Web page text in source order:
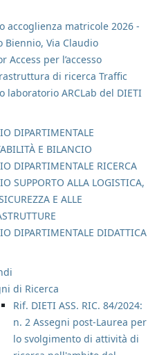
accoglienza matricole 2026 -
Biennio, Via Claudio
Access per l’accesso
di ricerca Traffic
laboratorio ARCLab del DIETI
DIPARTIMENTALE
E BILANCIO
DIPARTIMENTALE RICERCA
SUPPORTO ALLA LOGISTICA,
E ALLE
DIPARTIMENTALE DIDATTICA
di Ricerca
Rif. DIETI ASS. RIC. 84/2024:
n. 2 Assegni post-Laurea per
lo svolgimento di attività di